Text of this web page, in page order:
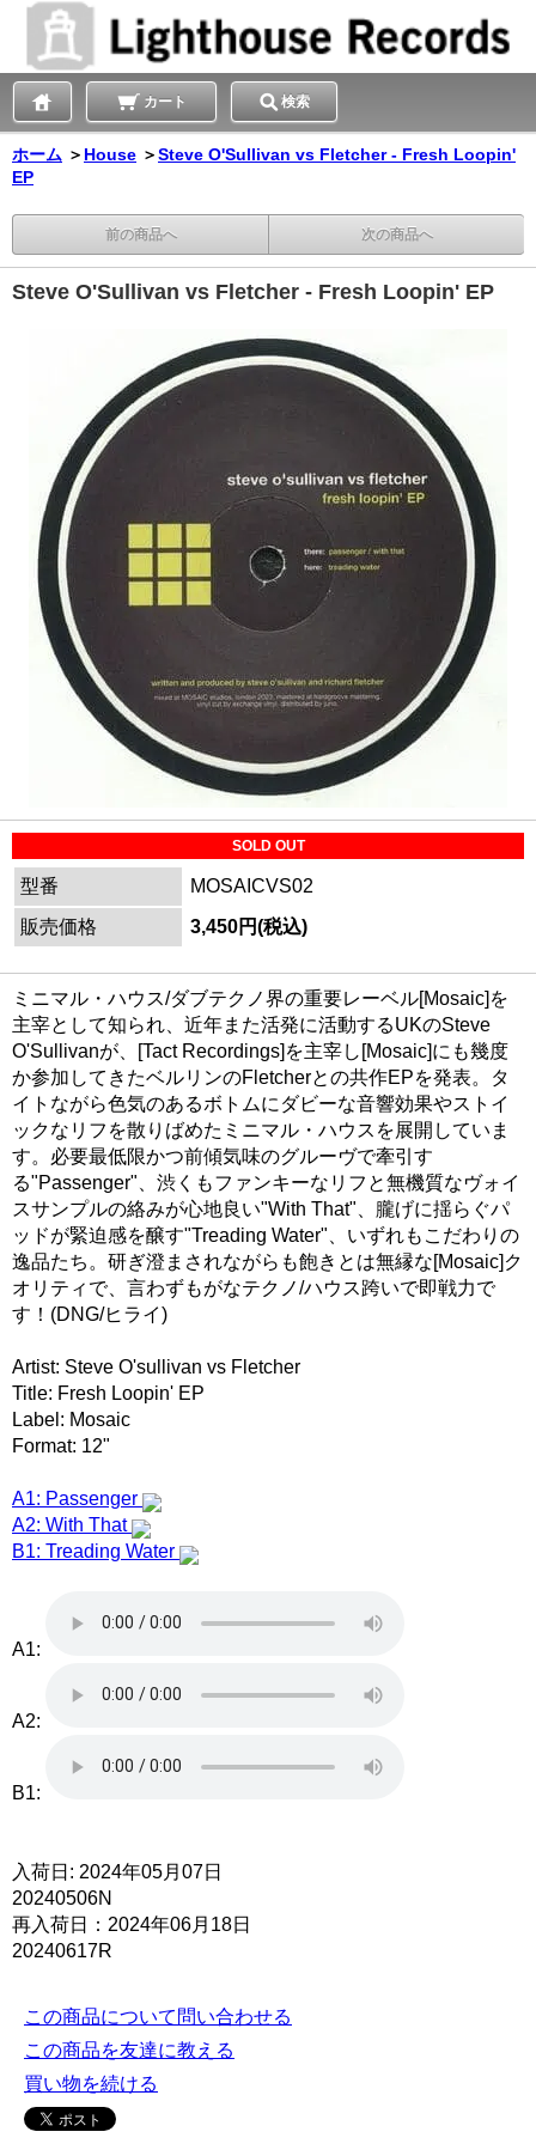
カート 検索
ホーム ＞ House ＞Steve O'Sullivan vs Fletcher - Fresh Loopin'
EP
前の商品へ 次の商品へ
Steve O'Sullivan vs Fletcher - Fresh Loopin' EP
SOLD OUT
型番
MOSAICVS02
販売価格
3,450円(税込)
ミニマル・ハウス/ダブテクノ界の重要レーベル[Mosaic]を
主宰として知られ、近年また活発に活動するUKのSteve
O'Sullivanが、[Tact Recordings]を主宰し[Mosaic]にも幾度
か参加してきたベルリンのFletcherとの共作EPを発表。タ
イトながら色気のあるボトムにダビーな音響効果やストイ
ックなリフを散りばめたミニマル・ハウスを展開していま
す。必要最低限かつ前傾気味のグルーヴで牽引す
る"Passenger"、渋くもファンキーなリフと無機質なヴォイ
スサンプルの絡みが心地良い"With That"、朧げに揺らぐパ
ッドが緊迫感を醸す"Treading Water"、いずれもこだわりの
逸品たち。研ぎ澄まされながらも飽きとは無縁な[Mosaic]ク
オリティで、言わずもがなテクノ/ハウス跨いで即戦力で
す！(DNG/ヒライ)
Artist: Steve O'sullivan vs Fletcher
Title: Fresh Loopin' EP
Label: Mosaic
Format: 12"
A1: Passenger
A2: With That
B1: Treading Water
A1:
A2:
B1:
入荷日: 2024年05月07日
20240506N
再入荷日：2024年06月18日
20240617R
この商品について問い合わせる
この商品を友達に教える
買い物を続ける